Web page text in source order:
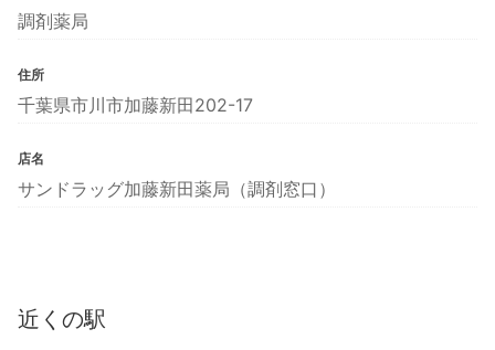
調剤薬局
住所
千葉県市川市加藤新田202-17
店名
サンドラッグ加藤新田薬局（調剤窓口）
近くの駅